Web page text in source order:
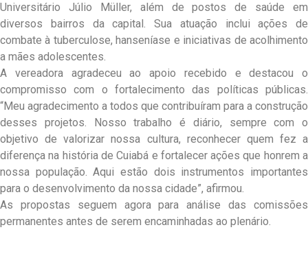
Universitário Júlio Müller, além de postos de saúde em
diversos bairros da capital. Sua atuação inclui ações de
combate à tuberculose, hanseníase e iniciativas de acolhimento
a mães adolescentes.
A vereadora agradeceu ao apoio recebido e destacou o
compromisso com o fortalecimento das políticas públicas.
“Meu agradecimento a todos que contribuíram para a construção
desses projetos. Nosso trabalho é diário, sempre com o
objetivo de valorizar nossa cultura, reconhecer quem fez a
diferença na história de Cuiabá e fortalecer ações que honrem a
nossa população. Aqui estão dois instrumentos importantes
para o desenvolvimento da nossa cidade”, afirmou.
As propostas seguem agora para análise das comissões
permanentes antes de serem encaminhadas ao plenário.